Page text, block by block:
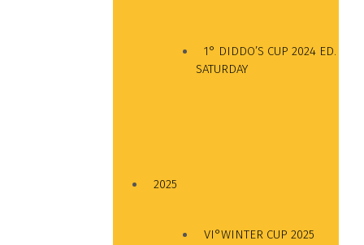
1° DIDDO’S CUP 2024 ED.
SATURDAY
2025
VI°WINTER CUP 2025